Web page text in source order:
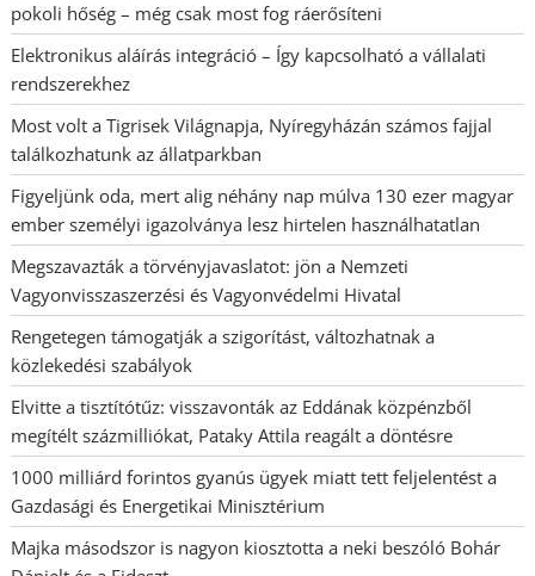
pokoli hőség – még csak most fog ráerősíteni
Elektronikus aláírás integráció – Így kapcsolható a vállalati
rendszerekhez
Most volt a Tigrisek Világnapja, Nyíregyházán számos fajjal
találkozhatunk az állatparkban
Figyeljünk oda, mert alig néhány nap múlva 130 ezer magyar
ember személyi igazolványa lesz hirtelen használhatatlan
Megszavazták a törvényjavaslatot: jön a Nemzeti
Vagyonvisszaszerzési és Vagyonvédelmi Hivatal
Rengetegen támogatják a szigorítást, változhatnak a
közlekedési szabályok
Elvitte a tisztítótűz: visszavonták az Eddának közpénzből
megítélt százmilliókat, Pataky Attila reagált a döntésre
1000 milliárd forintos gyanús ügyek miatt tett feljelentést a
Gazdasági és Energetikai Minisztérium
Majka másodszor is nagyon kiosztotta a neki beszóló Bohár